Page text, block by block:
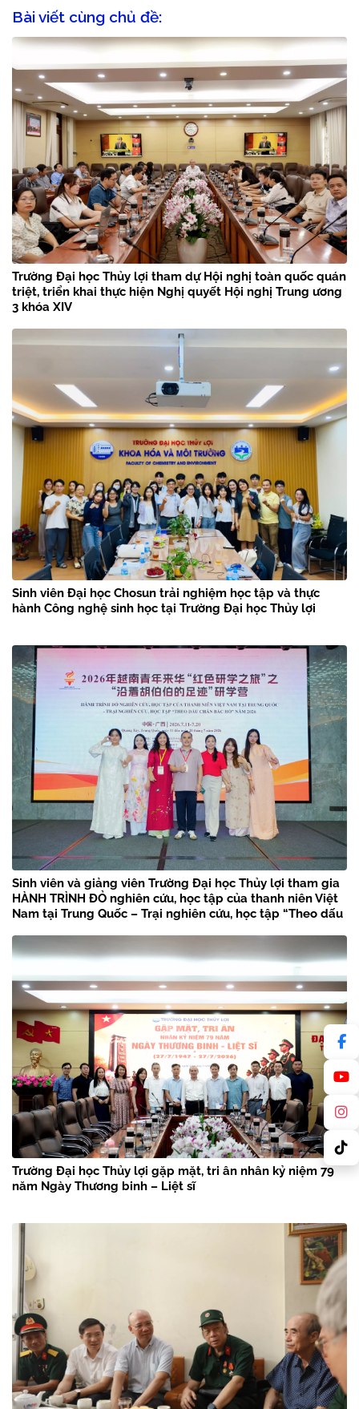
Bài viết cùng chủ đề:
Trường Đại học Thủy lợi tham dự Hội nghị toàn quốc quán
triệt, triển khai thực hiện Nghị quyết Hội nghị Trung ương
3 khóa XIV
Sinh viên Đại học Chosun trải nghiệm học tập và thực
hành Công nghệ sinh học tại Trường Đại học Thủy lợi
Sinh viên và giảng viên Trường Đại học Thủy lợi tham gia
HÀNH TRÌNH ĐỎ nghiên cứu, học tập của thanh niên Việt
Nam tại Trung Quốc – Trại nghiên cứu, học tập “Theo dấu
Trường Đại học Thủy lợi gặp mặt, tri ân nhân kỷ niệm 79
năm Ngày Thương binh – Liệt sĩ